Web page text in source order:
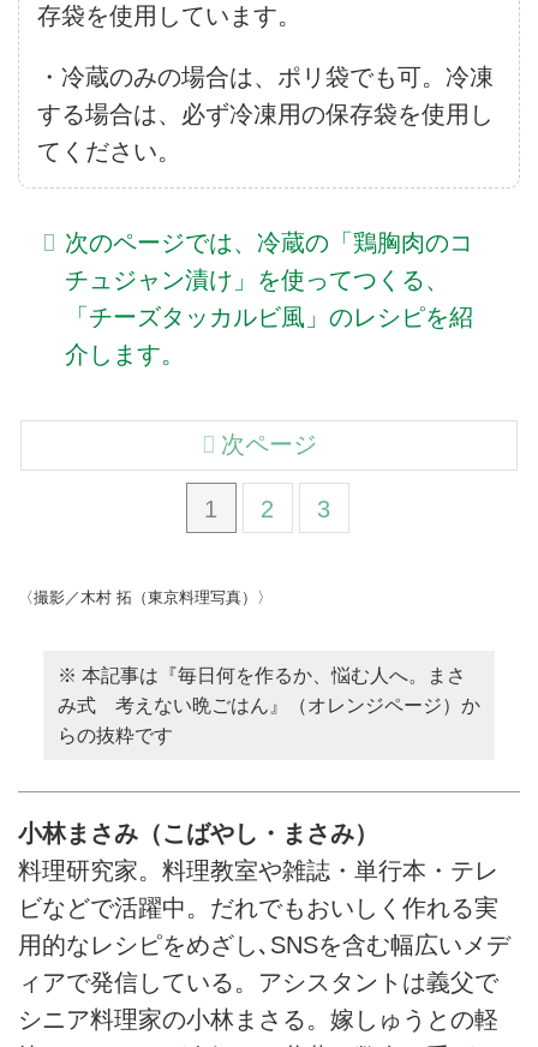
存袋を使用しています。
・冷蔵のみの場合は、ポリ袋でも可。冷凍
する場合は、必ず冷凍用の保存袋を使用し
てください。
次のページでは、冷蔵の「鶏胸肉のコ
チュジャン漬け」を使ってつくる、
「チーズタッカルビ風」のレシピを紹
介します。
1 2 3
次ページ
〈撮影／木村 拓（東京料理写真）〉
※ 本記事は『毎日何を作るか、悩む人へ。まさ
み式 考えない晩ごはん』（オレンジページ）か
らの抜粋です
小林まさみ（こばやし・まさみ）
料理研究家。料理教室や雑誌・単行本・テレ
ビなどで活躍中。だれでもおいしく作れる実
用的なレシピをめざし､SNSを含む幅広いメデ
ィアで発信している。アシスタントは義父で
シニア料理家の小林まさる。嫁しゅうとの軽